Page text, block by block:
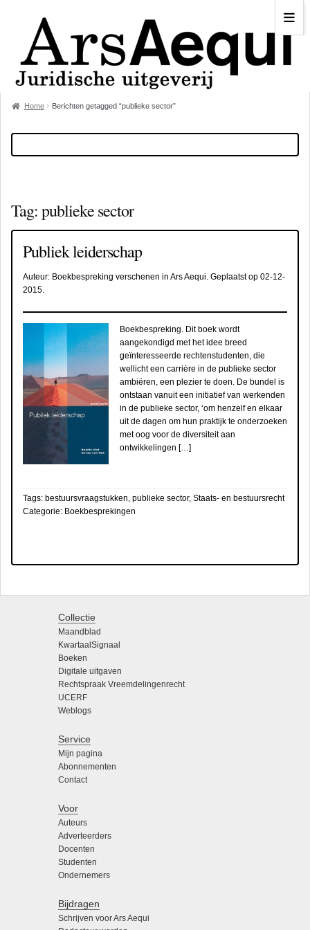
Home Berichten getagged “publieke sector”
Tag:publieke sector
Publiek leiderschap
Auteur: Boekbespreking verschenen in Ars Aequi. Geplaatst op 02-12-
2015.
Boekbespreking. Dit boek wordt
aangekondigd met het idee breed
geïnteresseerde rechtenstudenten, die
wellicht een carrière in de publieke sector
ambiëren, een plezier te doen. De bundel is
ontstaan vanuit een initiatief van werkenden
in de publieke sector, ‘om henzelf en elkaar
uit de dagen om hun praktijk te onderzoeken
met oog voor de diversiteit aan
ontwikkelingen […]
Tags: bestuursvraagstukken, publieke sector, Staats- en bestuursrecht
Categorie: Boekbesprekingen
Collectie
Maandblad
KwartaalSignaal
Boeken
Digitale uitgaven
Rechtspraak Vreemdelingenrecht
UCERF
Weblogs
Service
Mijn pagina
Abonnementen
Contact
Voor
Auteurs
Adverteerders
Docenten
Studenten
Ondernemers
Bijdragen
Schrijven voor Ars Aequi